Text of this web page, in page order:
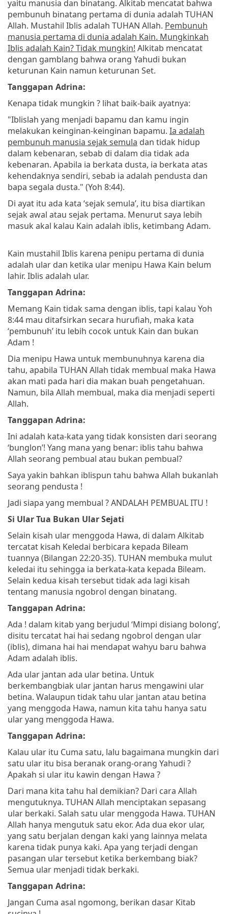
yaitu manusia dan binatang. Alkitab mencatat bahwa
pembunuh binatang pertama di dunia adalah TUHAN
Allah. Mustahil Iblis adalah TUHAN Allah. Pembunuh
manusia pertama di dunia adalah Kain. Mungkinkah
Iblis adalah Kain? Tidak mungkin! Alkitab mencatat
dengan gamblang bahwa orang Yahudi bukan
keturunan Kain namun keturunan Set.
Tanggapan Adrina:
Kenapa tidak mungkin ? lihat baik-baik ayatnya:
"Iblislah yang menjadi bapamu dan kamu ingin
melakukan keinginan-keinginan bapamu. Ia adalah
pembunuh manusia sejak semula dan tidak hidup
dalam kebenaran, sebab di dalam dia tidak ada
kebenaran. Apabila ia berkata dusta, ia berkata atas
kehendaknya sendiri, sebab ia adalah pendusta dan
bapa segala dusta." (Yoh 8:44).
Di ayat itu ada kata ‘sejak semula’, itu bisa diartikan
sejak awal atau sejak pertama. Menurut saya lebih
masuk akal kalau Kain adalah iblis, ketimbang Adam.
Kain mustahil Iblis karena penipu pertama di dunia
adalah ular dan ketika ular menipu Hawa Kain belum
lahir. Iblis adalah ular.
Tanggapan Adrina:
Memang Kain tidak sama dengan iblis, tapi kalau Yoh
8:44 mau ditafsirkan secara hurufiah, maka kata
‘pembunuh’ itu lebih cocok untuk Kain dan bukan
Adam !
Dia menipu Hawa untuk membunuhnya karena dia
tahu, apabila TUHAN Allah tidak membual maka Hawa
akan mati pada hari dia makan buah pengetahuan.
Namun, bila Allah membual, maka dia menjadi seperti
Allah.
Tanggapan Adrina:
Ini adalah kata-kata yang tidak konsisten dari seorang
‘bunglon’! Yang mana yang benar: iblis tahu bahwa
Allah seorang pembual atau bukan pembual?
Saya yakin bahkan iblispun tahu bahwa Allah bukanlah
seorang pendusta !
Jadi siapa yang membual ? ANDALAH PEMBUAL ITU !
Si Ular Tua Bukan Ular Sejati
Selain kisah ular menggoda Hawa, di dalam Alkitab
tercatat kisah Keledai berbicara kepada Bileam
tuannya (Bilangan 22:20-35). TUHAN membuka mulut
keledai itu sehingga ia berkata-kata kepada Bileam.
Selain kedua kisah tersebut tidak ada lagi kisah
tentang manusia ngobrol dengan binatang.
Tanggapan Adrina:
Ada ! dalam kitab yang berjudul ‘Mimpi disiang bolong’,
disitu tercatat hai hai sedang ngobrol dengan ular
(iblis), dimana hai hai mendapat wahyu baru bahwa
Adam adalah iblis.
Ada ular jantan ada ular betina. Untuk
berkembangbiak ular jantan harus mengawini ular
betina. Walaupun tidak tahu ular jantan atau betina
yang menggoda Hawa, namun kita tahu hanya satu
ular yang menggoda Hawa.
Tanggapan Adrina:
Kalau ular itu Cuma satu, lalu bagaimana mungkin dari
satu ular itu bisa beranak orang-orang Yahudi ?
Apakah si ular itu kawin dengan Hawa ?
Dari mana kita tahu hal demikian? Dari cara Allah
mengutuknya. TUHAN Allah menciptakan sepasang
ular berkaki. Salah satu ular menggoda Hawa. TUHAN
Allah hanya mengutuk satu ekor. Ada dua ekor ular,
yang satu berjalan dengan kaki yang lainnya melata
karena tidak punya kaki. Apa yang terjadi dengan
pasangan ular tersebut ketika berkembang biak?
Semua ular menjadi tidak berkaki.
Tanggapan Adrina:
Jangan Cuma asal ngomong, berikan dasar Kitab